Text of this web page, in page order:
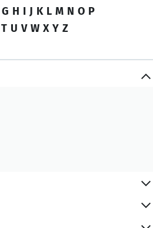
G H I J K L M N O P
T U V W X Y Z